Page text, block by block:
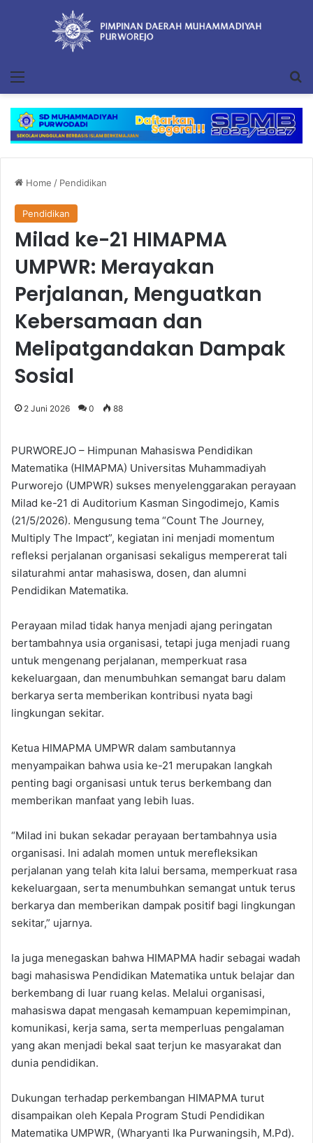
Menu
Home / Pendidikan
Pendidikan
Milad ke-21 HIMAPMA
UMPWR: Merayakan
Perjalanan, Menguatkan
Kebersamaan dan
Melipatgandakan Dampak
Sosial
2 Juni 2026 0 88
PURWOREJO – Himpunan Mahasiswa Pendidikan
Matematika (HIMAPMA) Universitas Muhammadiyah
Purworejo (UMPWR) sukses menyelenggarakan perayaan
Milad ke-21 di Auditorium Kasman Singodimejo, Kamis
(21/5/2026). Mengusung tema “Count The Journey,
Multiply The Impact”, kegiatan ini menjadi momentum
refleksi perjalanan organisasi sekaligus mempererat tali
silaturahmi antar mahasiswa, dosen, dan alumni
Pendidikan Matematika.
Perayaan milad tidak hanya menjadi ajang peringatan
bertambahnya usia organisasi, tetapi juga menjadi ruang
untuk mengenang perjalanan, memperkuat rasa
kekeluargaan, dan menumbuhkan semangat baru dalam
berkarya serta memberikan kontribusi nyata bagi
lingkungan sekitar.
Ketua HIMAPMA UMPWR dalam sambutannya
menyampaikan bahwa usia ke-21 merupakan langkah
penting bagi organisasi untuk terus berkembang dan
memberikan manfaat yang lebih luas.
“Milad ini bukan sekadar perayaan bertambahnya usia
organisasi. Ini adalah momen untuk merefleksikan
perjalanan yang telah kita lalui bersama, memperkuat rasa
kekeluargaan, serta menumbuhkan semangat untuk terus
berkarya dan memberikan dampak positif bagi lingkungan
sekitar,” ujarnya.
Ia juga menegaskan bahwa HIMAPMA hadir sebagai wadah
bagi mahasiswa Pendidikan Matematika untuk belajar dan
berkembang di luar ruang kelas. Melalui organisasi,
mahasiswa dapat mengasah kemampuan kepemimpinan,
komunikasi, kerja sama, serta memperluas pengalaman
yang akan menjadi bekal saat terjun ke masyarakat dan
dunia pendidikan.
Dukungan terhadap perkembangan HIMAPMA turut
disampaikan oleh Kepala Program Studi Pendidikan
Matematika UMPWR, (Wharyanti Ika Purwaningsih, M.Pd).